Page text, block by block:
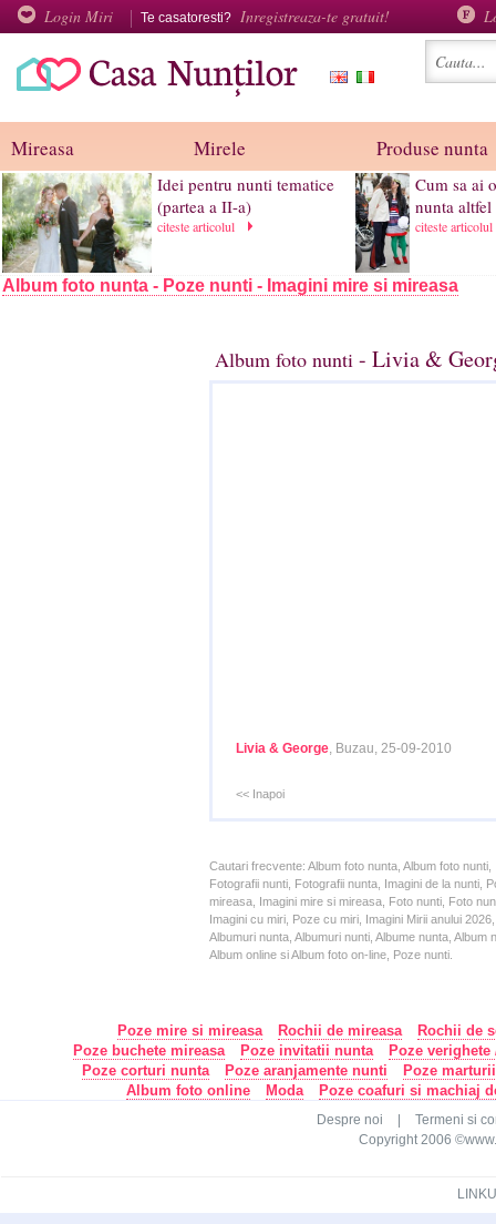
Login Miri Te casatoresti? Inregistreaza-te gratuit!
Mireasa Mirele Produse nunta
Idei pentru nunti tematice
(partea a II-a)
citeste articolul
Cum sa ai
nunta altfel
citeste
Album foto nunta - Poze nunti - Imagini mire si mireasa
Album foto nunti - Livia &
Livia & George, Buzau, 25-09-2010
<< Inapoi
Cautari frecvente: Album foto nunta, Album foto
Fotografii nunti, Fotografii nunta, Imagini de la nunti,
mireasa, Imagini mire si mireasa, Foto nunti, Foto
Imagini cu miri, Poze cu miri, Imagini Mirii anului
Albumuri nunta, Albumuri nunti, Albume nunta,
Album online si Album foto on-line, Poze nunti.
Poze mire si mireasa Rochii de mireasa
Rochii de
Poze buchete mireasa
Poze invitatii nunta
Poze
Poze corturi nunta
Poze aranjamente nunti
Poze
Album foto online
Moda Poze coafuri si machiaj
Despre noi
Termeni si
Copyright 2006